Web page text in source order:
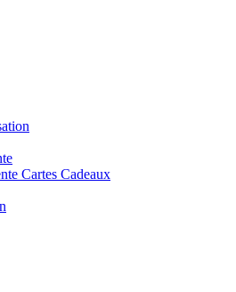
Cartes Cadeaux